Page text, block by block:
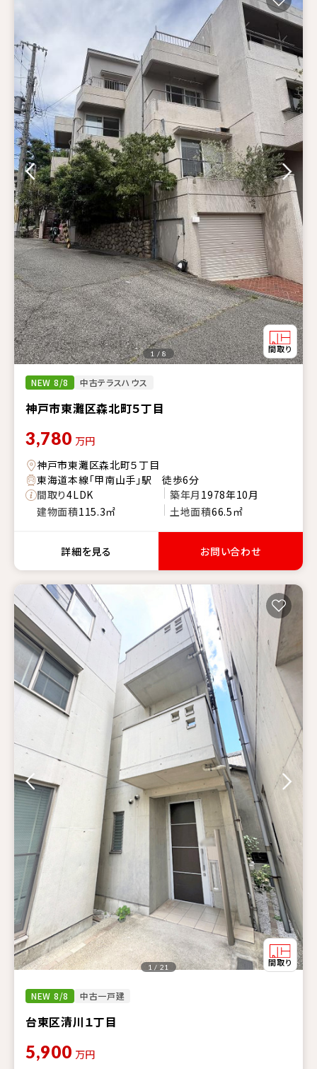
NEW 8/8 中古テラスハウス
神戸市東灘区森北町５丁目
1 / 8
3,780 万円
神戸市東灘区森北町５丁目
東海道本線「甲南山手」駅 徒歩6分
間取り4LDK 築年月 1978年10月
建物面積115.3㎡ 土地面積66.5㎡
詳細を見る お問い合わせ
NEW 8/8 中古一戸建
台東区清川１丁目
1 / 21
5,900 万円